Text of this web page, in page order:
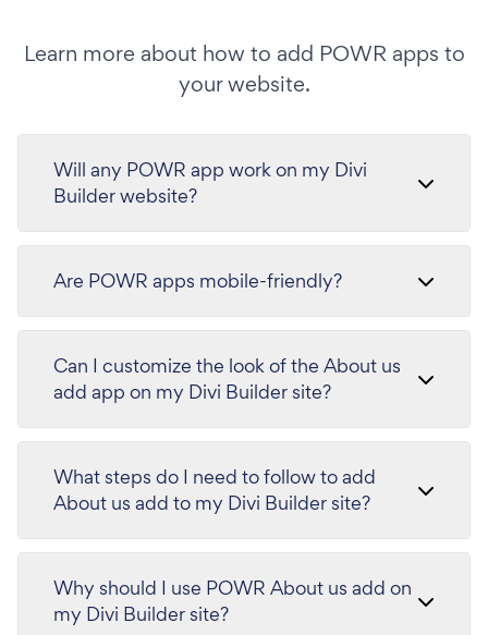
Learn more about how to add POWR apps to
your website.
Will any POWR app work on my Divi
Builder website?
Are POWR apps mobile-friendly?
Can I customize the look of the About us
add app on my Divi Builder site?
What steps do I need to follow to add
About us add to my Divi Builder site?
Why should I use POWR About us add on
my Divi Builder site?